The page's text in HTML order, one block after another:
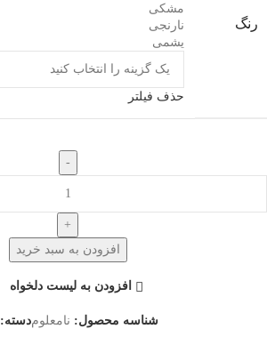
رنگ
مشکی
نارنجی
یشمی
حذف فیلتر
افزودن به سبد خرید
افزودن به لیست دلخواه
شناسه محصول: نامعلومدسته: